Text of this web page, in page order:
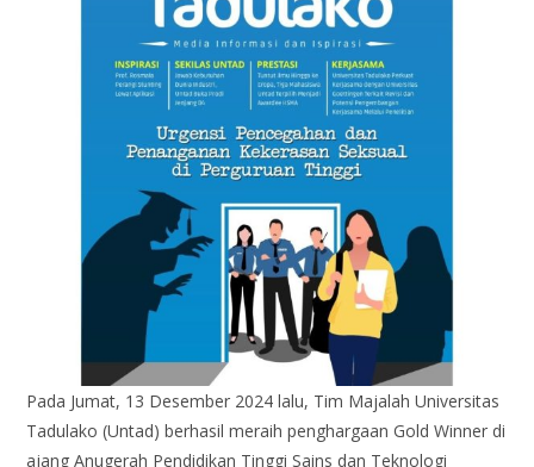
Pada Jumat, 13 Desember 2024 lalu, Tim Majalah Universitas
Tadulako (Untad) berhasil meraih penghargaan Gold Winner di
ajang Anugerah Pendidikan Tinggi Sains dan Teknologi